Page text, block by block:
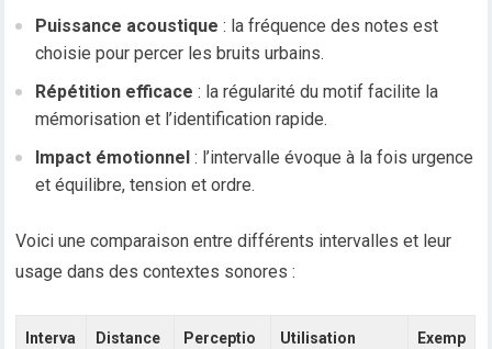
Puissance acoustique : la fréquence des notes est
choisie pour percer les bruits urbains.
Répétition efficace : la régularité du motif facilite la
mémorisation et l’identification rapide.
Impact émotionnel : l’intervalle évoque à la fois urgence
et équilibre, tension et ordre.
Voici une comparaison entre différents intervalles et leur
usage dans des contextes sonores :
Interva
Distance
Perceptio
Utilisation
Exemp